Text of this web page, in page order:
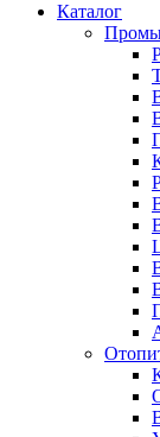
Каталог